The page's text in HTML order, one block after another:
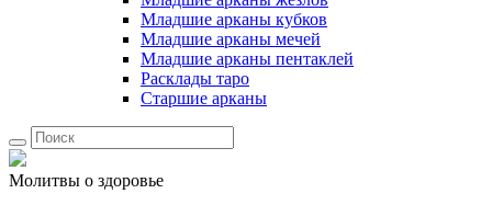
Младшие арканы кубков
Младшие арканы мечей
Младшие арканы пентаклей
Расклады таро
Старшие арканы
Молитвы о здоровье